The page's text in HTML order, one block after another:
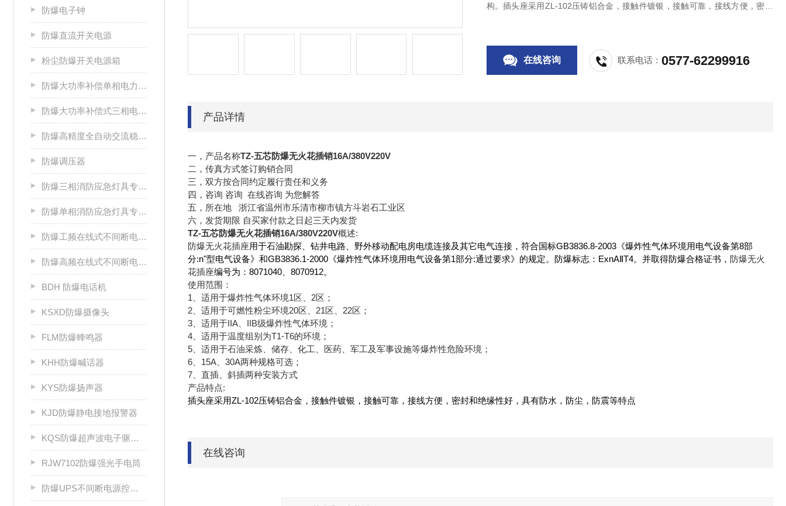
防爆电子钟
防爆直流开关电源
粉尘防爆开关电源箱
防爆大功率补偿单相电力稳压器
防爆大功率补偿式三相电力稳压器
防爆高精度全自动交流稳压电源
防爆调压器
防爆三相消防应急灯具专用应急电源箱
防爆单相消防应急灯具专用应急电源箱
防爆工频在线式不间断电源箱
防爆高频在线式不间断电源箱
BDH 防爆电话机
KSXD防爆摄像头
FLM防爆蜂鸣器
KHH防爆喊话器
KYS防爆扬声器
KJD防爆静电接地报警器
KQS防爆超声波电子驱鼠器
RJW7102防爆强光手电筒
防爆UPS不间断电源控制柜
构。插头座采用ZL-102压铸铝合金，接触件镀银，接触可靠，接线方便，密封
在线咨询 联系电话：0577-62299916
产品详情
一，产品名称TZ-五芯防爆无火花插销16A/380V220V
二，传真方式签订购销合同
三，双方按合同约定履行责任和义务
四，咨询 咨询 在线咨询 为您解答
五，所在地 浙江省温州市乐清市柳市镇方斗岩石工业区
六，发货期限 自买家付款之日起三天内发货
TZ-五芯防爆无火花插销16A/380V220V概述:
防爆无火花插座用于石油勘探、钻井电路、野外移动配电房电缆连接及其它电气连接，符合国标GB3836.8-2003《爆炸性气体环境用电气设备第8部
分:n"型电气设备》和GB3836.1-2000《爆炸性气体环境用电气设备第1部分:通过要求》的规定。防爆标志：ExnAⅡT4。并取得防爆合格证书， 防爆无火
花插座编号为：8071040、8070912。
使用范围：
1、适用于爆炸性气体环境1区、2区；
2、适用于可燃性粉尘环境20区、21区、22区；
3、适用于IIA、IIB级爆炸性气体环境；
4、适用于温度组别为T1-T6的环境；
5、适用于石油采炼、储存、化工、医药、军工及军事设施等爆炸性危险环境；
6、15A、30A两种规格可选；
7、直插、斜插两种安装方式
产品特点:
插头座采用ZL-102压铸铝合金，接触件镀银，接触可靠，接线方便，密封和绝缘性好，具有防水，防尘，防震等特点
在线咨询